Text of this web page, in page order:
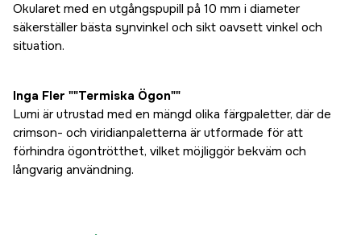
Okularet med en utgångspupill på 10 mm i diameter
säkerställer bästa synvinkel och sikt oavsett vinkel och
situation.
Inga Fler ""Termiska Ögon""
Lumi är utrustad med en mängd olika färgpaletter, där de
crimson- och viridianpaletterna är utformade för att
förhindra ögontrötthet, vilket möjliggör bekväm och
långvarig användning.